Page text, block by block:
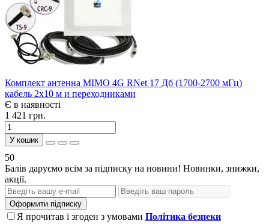
Комплект антенна MIMO 4G RNet 17 Дб (1700-2700 мГц)
кабель 2х10 м и переходниками
Є в наявності
1 421 грн.
У кошик
50
Балів даруємо всім за підписку на новини! Новинки, знижки,
акції.
Оформити підписку
Я прочитав і згоден з умовами Політика безпеки